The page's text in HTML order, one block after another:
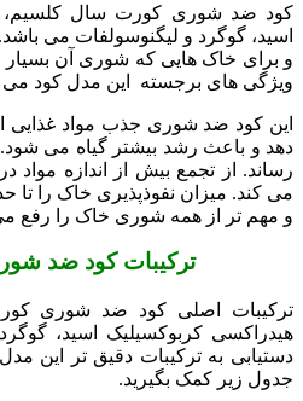
کود ضد شوری کورت سال کلسیم،
اسید، گوگرد و لیگنوسولفات می
و برای خاک هایی که شوری آن بسیار
ویژگی های برجسته این مدل کود می
این کود ضد شوری جذب مواد غذایی
رساند. از تجمع بیش از اندازه
می کند. میزان نفوذپذیری خاک را تا
و مهم تر از همه شوری خاک را رفع
ترکیبات کود ضد
ترکیبات اصلی کود ضد شوری
هیدراکسی کربوکسیلیک اسید،
دستیابی به ترکیبات دقیق تر این
جدول زیر کمک بگیرید.